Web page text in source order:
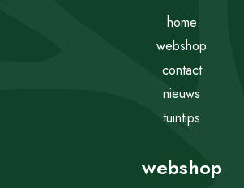
home
webshop
contact
nieuws
tuintips
webshop